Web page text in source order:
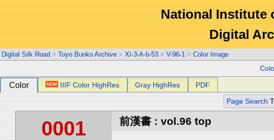
National Institute
Digital
Digital Silk Road > Toyo Bunko Archive > XI-3-A-b-53 > V-96-1 > Color Image
Color IIIF Color HighRes Gray HighRes PDF
Page Search
0001 前漢書 : vol.96 top